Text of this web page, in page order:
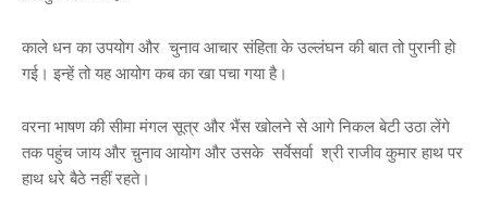
काले धन का उपयोग और चुनाव आचार संहिता के उल्लंघन की बात तो पुरानी हो
गई। इन्हें तो यह आयोग कब का खा पचा गया है।
वरना भाषण की सीमा मंगल सूत्र और भैंस खोलने से आगे निकल बेटी उठा लेंगे
तक पहुंच जाय और चु़नाव आयोग और उसके सर्वेसर्वा श्री राजीव कुमार हाथ पर
हाथ धरे बैठे नहीं रहते।